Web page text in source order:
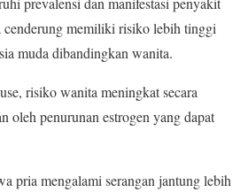
memiliki risiko lebih tinggi
muda dibandingkan wanita.
risiko wanita meningkat secara
oleh penurunan estrogen yang dapat
pria mengalami serangan jantung lebih